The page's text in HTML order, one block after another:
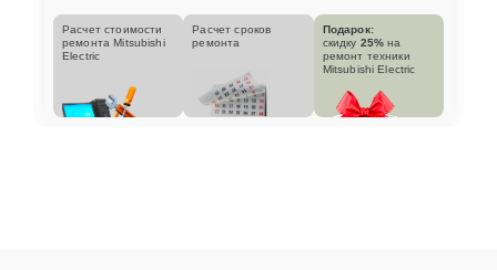
Расчет стоимости
ремонта Mitsubishi
Electric
Расчет сроков
ремонта
Подарок:
скидку 25% на
ремонт техники
Mitsubishi Electric